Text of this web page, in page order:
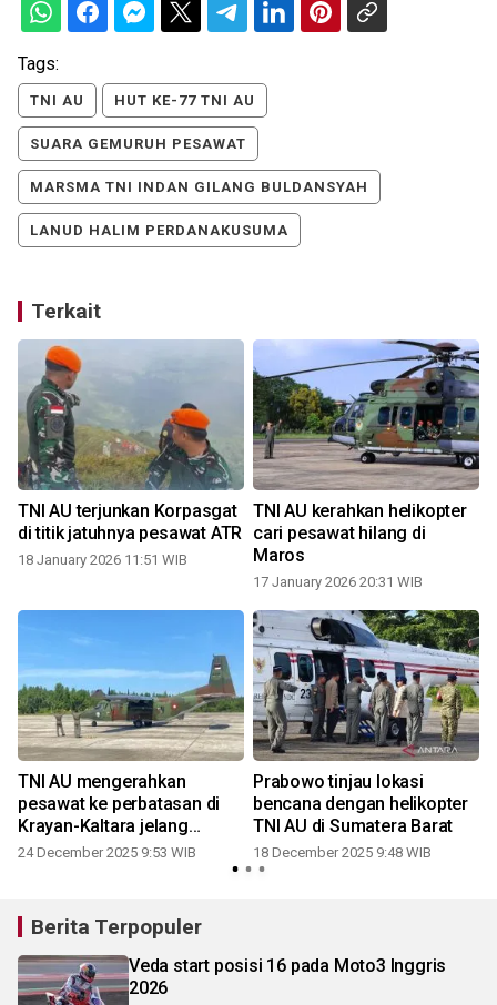
Tags:
TNI AU HUT KE-77 TNI AU
SUARA GEMURUH PESAWAT
MARSMA TNI INDAN GILANG BULDANSYAH
LANUD HALIM PERDANAKUSUMA
Terkait
TNI AU terjunkan Korpasgat
di titik jatuhnya pesawat ATR
18 January 2026 11:51 WIB
TNI AU kerahkan helikopter
cari pesawat hilang di
Maros
17 January 2026 20:31 WIB
TNI AU mengerahkan
pesawat ke perbatasan di
Krayan-Kaltara jelang
Nataru
24 December 2025 9:53 WIB
Prabowo tinjau lokasi
bencana dengan helikopter
TNI AU di Sumatera Barat
18 December 2025 9:48 WIB
Berita Terpopuler
Veda start posisi 16 pada Moto3 Inggris
2026